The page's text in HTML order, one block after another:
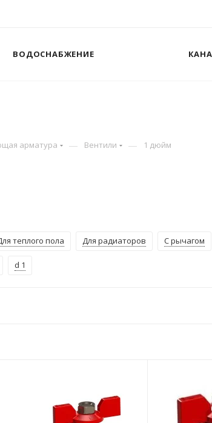
ВОДОСНАБЖЕНИЕ
арматура — Вентили — 1 дюйм
теплого пола Для радиаторов С рычагом
d 1